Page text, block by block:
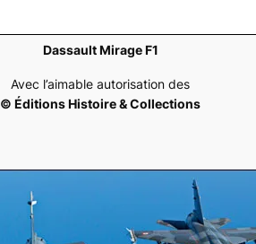
Dassault Mirage F1
Avec l’aimable autorisation des
© Éditions Histoire & Collections